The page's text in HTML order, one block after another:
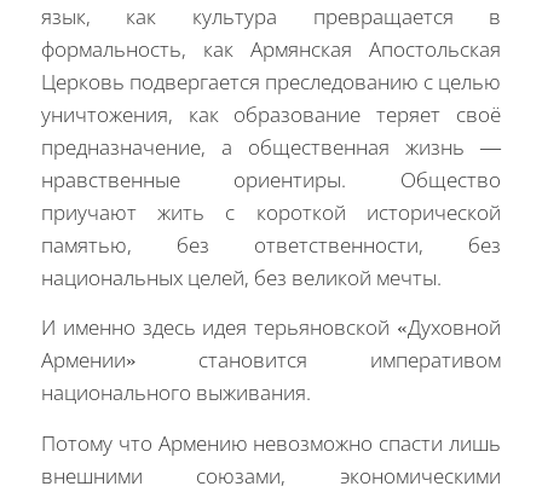
язык, как культура превращается в
формальность, как Армянская Апостольская
Церковь подвергается преследованию с целью
уничтожения, как образование теряет своё
предназначение, а общественная жизнь —
нравственные ориентиры. Общество
приучают жить с короткой исторической
памятью, без ответственности, без
национальных целей, без великой мечты.
И именно здесь идея терьяновской «Духовной
Армении» становится императивом
национального выживания.
Потому что Армению невозможно спасти лишь
внешними союзами, экономическими